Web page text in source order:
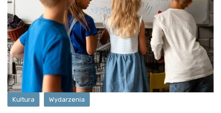
Kultura Wydarzenia